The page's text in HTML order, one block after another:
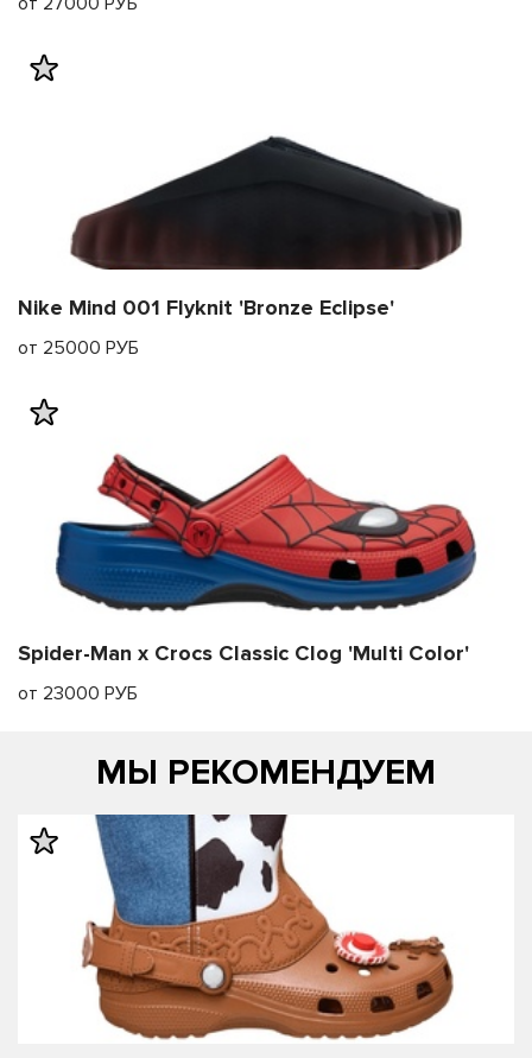
Nike Mind 001 Flyknit 'Bronze Eclipse'
от 25000 РУБ
Spider-Man x Crocs Classic Clog 'Multi Color'
от 23000 РУБ
МЫ РЕКОМЕНДУЕМ